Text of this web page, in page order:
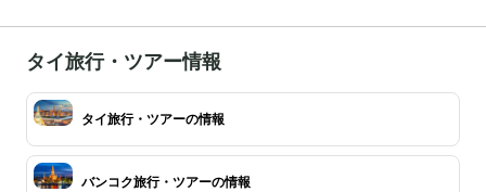
タイ旅行・ツアー情報
タイ旅行・ツアーの情報
バンコク旅行・ツアーの情報